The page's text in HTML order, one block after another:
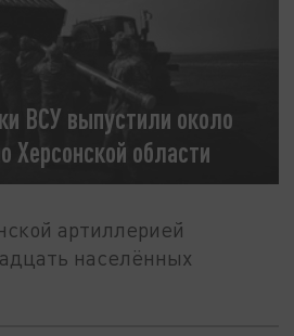
ВСУ выпустили около
Херсонской области
артиллерией
населённых